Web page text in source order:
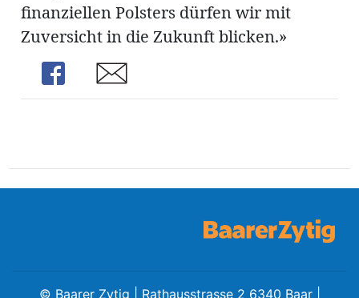
finanziellen Polsters dürfen wir mit
Zuversicht in die Zukunft blicken.»
Share
Share
© Baarer Zytig | Rathausstrasse 2 6340 Baar |